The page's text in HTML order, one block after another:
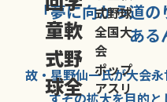
童軟
式野
球全
式野球
全国大
会
ポップ
アスリ
「夢に向かう道の
ある
故・星野仙一氏が大会
すその拡大を目的と